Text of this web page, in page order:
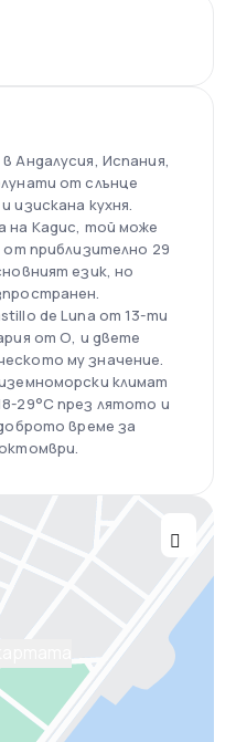
Андалусия, Испания,
от слънце
изискана кухня.
на Кадис, той може
от приблизително 29
език, но
de Luna от 13-ти
от О, и двете
му значение.
климат
29°C през лятото и
време за